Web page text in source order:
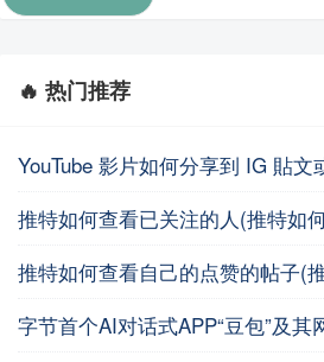
🔥 热门推荐